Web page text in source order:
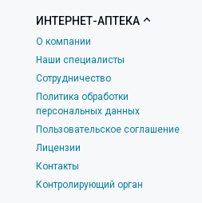
ИНТЕРНЕТ-АПТЕКА
О компании
Наши специалисты
Сотрудничество
Политика обработки
персональных данных
Пользовательское соглашение
Лицензии
Контакты
Контролирующий орган